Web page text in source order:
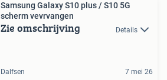
Samsung Galaxy S10 plus / S10 5G
scherm vevrvangen
Zie omschrijving Details
Dalfsen 7 mei 26